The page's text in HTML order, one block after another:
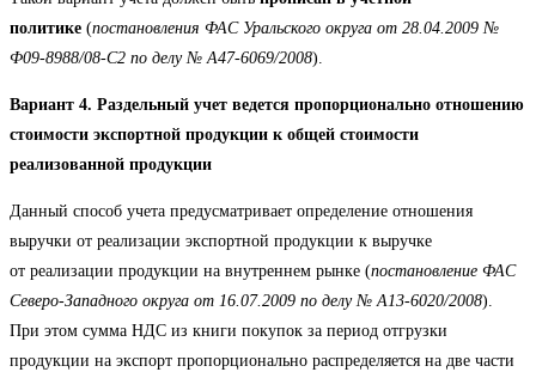
политике (постановления ФАС Уральского округа от 28.04.2009 №
Ф09-8988/08-С2 по делу № А47-6069/2008).
Вариант 4. Раздельный учет ведется пропорционально отношению
стоимости экспортной продукции к общей стоимости
реализованной продукции
Данный способ учета предусматривает определение отношения
выручки от реализации экспортной продукции к выручке
от реализации продукции на внутреннем рынке (постановление ФАС
Северо-Западного округа от 16.07.2009 по делу № А13-6020/2008).
При этом сумма НДС из книги покупок за период отгрузки
продукции на экспорт пропорционально распределяется на две части